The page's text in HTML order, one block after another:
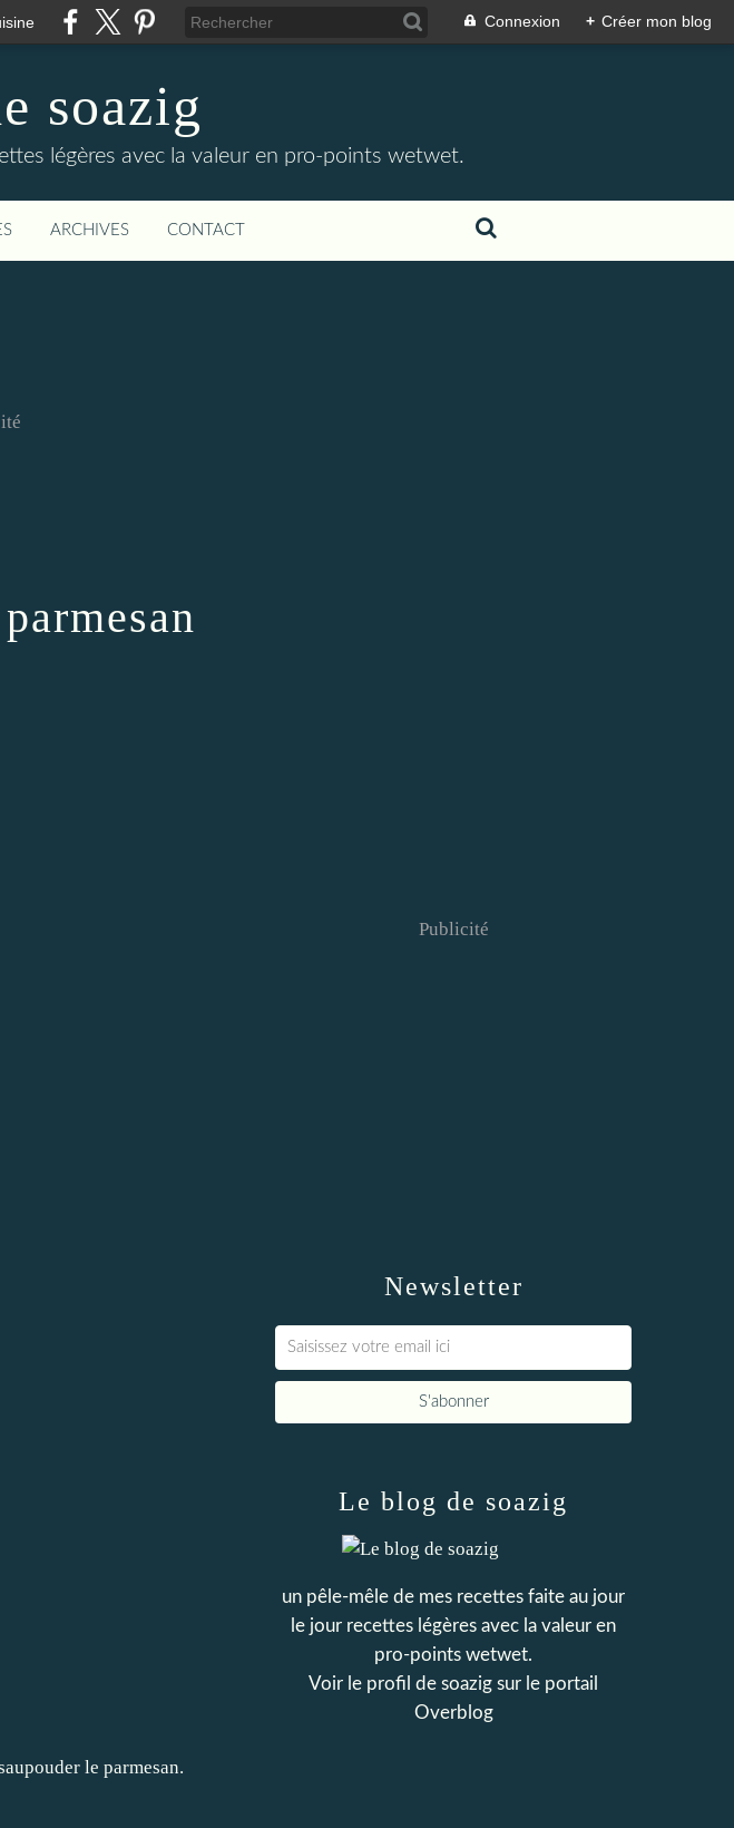
Connexion + Créer mon blog
soazig
légères avec la valeur en pro-points wetwet.
ARCHIVES CONTACT
le parmesan.
Newsletter
Publicité
Le blog de soazig
un pêle-mêle de mes recettes faite au jour
le jour recettes légères avec la valeur en
pro-points wetwet.
Voir le profil de soazig sur le portail
Overblog